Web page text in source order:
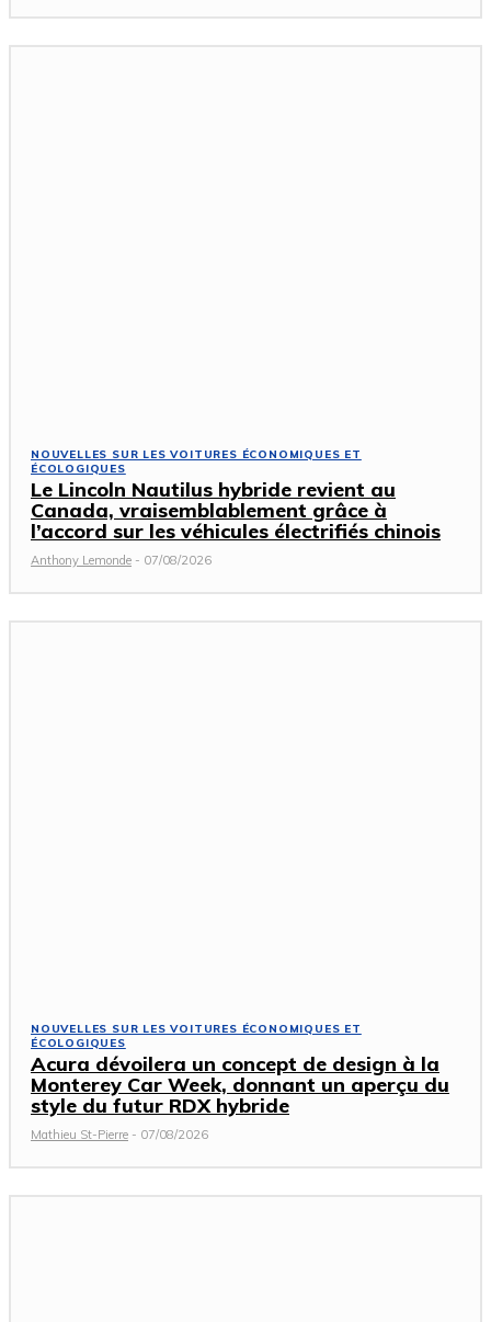
NOUVELLES SUR LES VOITURES ÉCONOMIQUES ET
ÉCOLOGIQUES
Le Lincoln Nautilus hybride revient au
Canada, vraisemblablement grâce à
l’accord sur les véhicules électrifiés chinois
Anthony Lemonde - 07/08/2026
NOUVELLES SUR LES VOITURES ÉCONOMIQUES ET
ÉCOLOGIQUES
Acura dévoilera un concept de design à la
Monterey Car Week, donnant un aperçu du
style du futur RDX hybride
Mathieu St-Pierre - 07/08/2026